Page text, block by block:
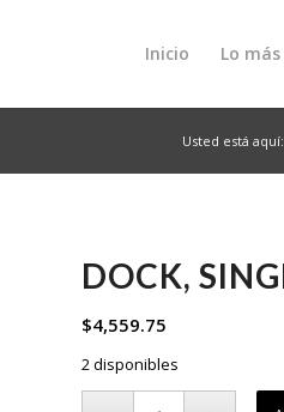
Inicio Lo
Usted está aquí:
DOCK,
$4,559.75
2 disponibles